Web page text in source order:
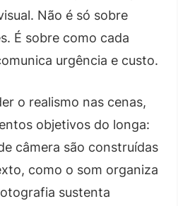
Não é só sobre
É sobre como cada
urgência e custo.
o realismo nas cenas,
objetivos do longa:
câmera são construídas
como o som organiza
sustenta